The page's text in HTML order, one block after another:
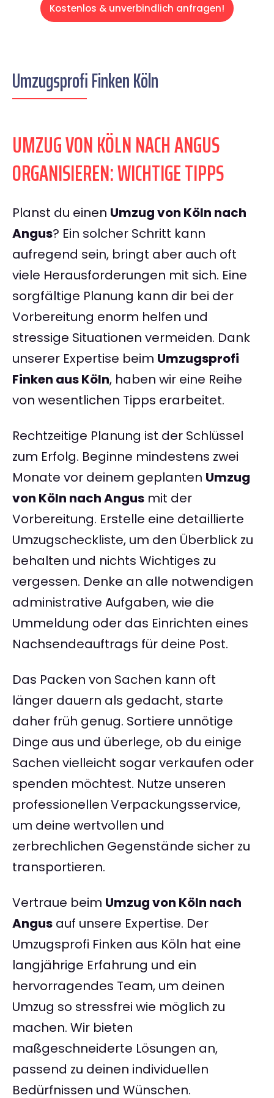
Kostenlos & unverbindlich anfragen!
Umzugsprofi Finken Köln
UMZUG VON KÖLN NACH ANGUS
ORGANISIEREN: WICHTIGE TIPPS
Planst du einen Umzug von Köln nach
Angus? Ein solcher Schritt kann
aufregend sein, bringt aber auch oft
viele Herausforderungen mit sich. Eine
sorgfältige Planung kann dir bei der
Vorbereitung enorm helfen und
stressige Situationen vermeiden. Dank
unserer Expertise beim Umzugsprofi
Finken aus Köln, haben wir eine Reihe
von wesentlichen Tipps erarbeitet.
Rechtzeitige Planung ist der Schlüssel
zum Erfolg. Beginne mindestens zwei
Monate vor deinem geplanten Umzug
von Köln nach Angus mit der
Vorbereitung. Erstelle eine detaillierte
Umzugscheckliste, um den Überblick zu
behalten und nichts Wichtiges zu
vergessen. Denke an alle notwendigen
administrative Aufgaben, wie die
Ummeldung oder das Einrichten eines
Nachsendeauftrags für deine Post.
Das Packen von Sachen kann oft
länger dauern als gedacht, starte
daher früh genug. Sortiere unnötige
Dinge aus und überlege, ob du einige
Sachen vielleicht sogar verkaufen oder
spenden möchtest. Nutze unseren
professionellen Verpackungsservice,
um deine wertvollen und
zerbrechlichen Gegenstände sicher zu
transportieren.
Vertraue beim Umzug von Köln nach
Angus auf unsere Expertise. Der
Umzugsprofi Finken aus Köln hat eine
langjährige Erfahrung und ein
hervorragendes Team, um deinen
Umzug so stressfrei wie möglich zu
machen. Wir bieten
maßgeschneiderte Lösungen an,
passend zu deinen individuellen
Bedürfnissen und Wünschen.